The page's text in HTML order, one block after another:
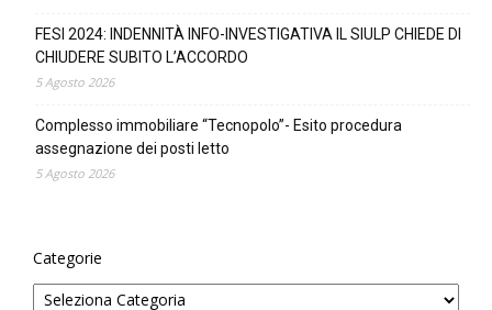
FESI 2024: INDENNITÀ INFO-INVESTIGATIVA IL SIULP CHIEDE DI
CHIUDERE SUBITO L’ACCORDO
5 Agosto 2026
Complesso immobiliare “Tecnopolo”- Esito procedura
assegnazione dei posti letto
5 Agosto 2026
Categorie